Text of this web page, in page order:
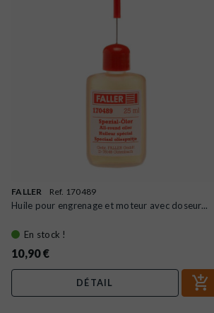
FALLER Ref. 170489
Huile pour engrenage et moteur avec doseur...
En stock !
10,90 €
DÉTAIL